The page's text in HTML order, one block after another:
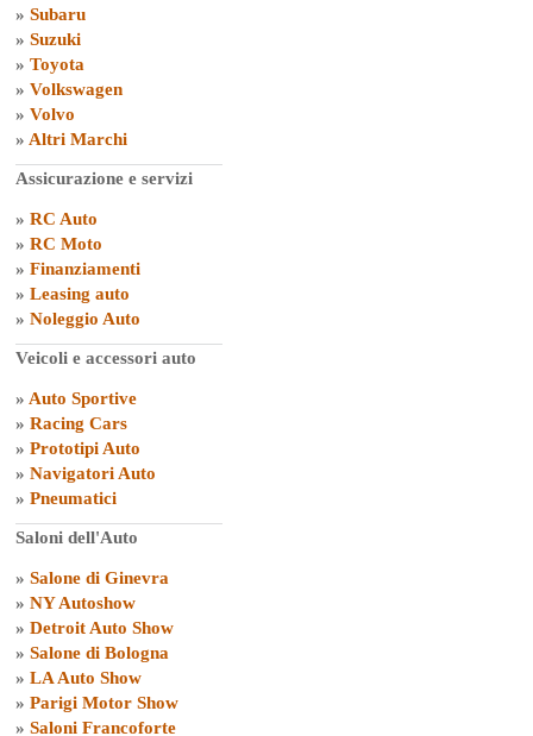
» Subaru
» Suzuki
» Toyota
» Volkswagen
» Volvo
» Altri Marchi
Assicurazione e servizi
» RC Auto
» RC Moto
» Finanziamenti
» Leasing auto
» Noleggio Auto
Veicoli e accessori auto
» Auto Sportive
» Racing Cars
» Prototipi Auto
» Navigatori Auto
» Pneumatici
Saloni dell'Auto
» Salone di Ginevra
» NY Autoshow
» Detroit Auto Show
» Salone di Bologna
» LA Auto Show
» Parigi Motor Show
» Saloni Francoforte